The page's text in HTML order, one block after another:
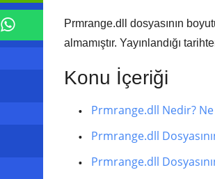
 Prmrange.dll dosyasının
almamıştır. Yayınlandığı
Konu İçeriği
Prmrange.dll Nedir?
Prmrange.dll
Prmrange.dll